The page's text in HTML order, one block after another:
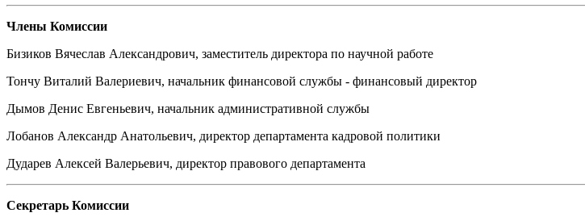
Члены Комиссии
Бизиков Вячеслав Александрович, заместитель директора по научной работе
Тончу Виталий Валериевич, начальник финансовой службы - финансовый директор
Дымов Денис Евгеньевич, начальник административной службы
Лобанов Александр Анатольевич, директор департамента кадровой политики
Дударев Алексей Валерьевич, директор правового департамента
Секретарь Комиссии